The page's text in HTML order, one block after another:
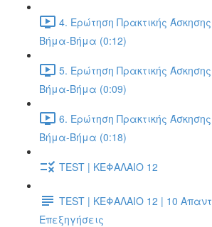
4. Ερώτηση Πρακτικής
Βήμα-Βήμα (0:12)
5. Ερώτηση Πρακτικής
Βήμα-Βήμα (0:09)
6. Ερώτηση Πρακτικής
Βήμα-Βήμα (0:18)
TEST | ΚΕΦΑΛΑΙΟ 12
TEST | ΚΕΦΑΛΑΙΟ 12 | 10
Επεξηγήσεις